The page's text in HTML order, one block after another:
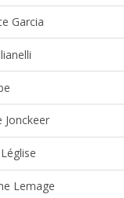
Garcia
Jonckeer
Lemage